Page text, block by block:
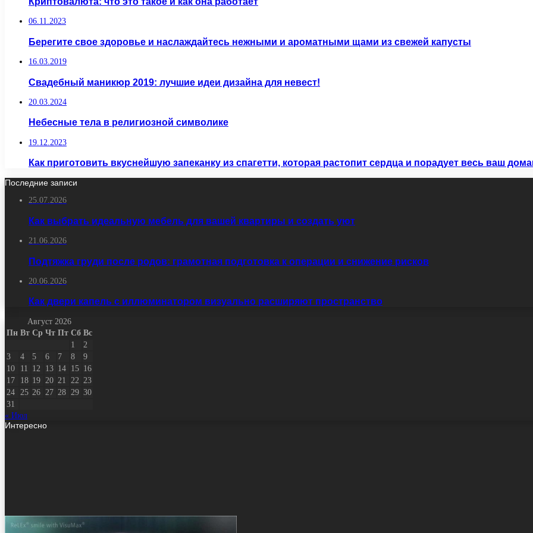
06.11.2023
Берегите свое здоровье и наслаждайтесь нежными и ароматными щами из свежей капусты
16.03.2019
Свадебный маникюр 2019: лучшие идеи дизайна для невест!
20.03.2024
Небесные тела в религиозной символике
19.12.2023
Как приготовить вкуснейшую запеканку из спагетти, которая растопит сердца и порадует весь ваш
Последние записи
25.07.2026
Как выбрать идеальную мебель для вашей квартиры и создать уют
21.06.2026
Подтяжка груди после родов: грамотная подготовка к операции и снижение рисков
20.06.2026
Как двери капель с иллюминатором визуально расширяют пространство
Август 2026
Пн Вт Ср Чт Пт Сб Вс
1
2
3
4 5 6 7 8
9
10
11 12 13 14 15 16
17
18 19 20 21 22 23
24
25 26 27 28 29 30
31
« Июл
Интересно